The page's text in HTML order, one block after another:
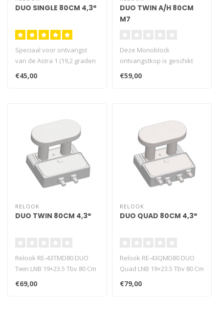
DUO SINGLE 80CM 4,3°
Speciaal voor ontvangst
van de Astra 1 (19,2 graden
Oost) én de Astra 3 ( 23,5..
€45,00
DUO TWIN A/H 80CM
M7
Deze Monoblock
ontvangstkop is geschikt
voor de ontvangst van het
volledige zend..
€59,00
RELOOK
DUO TWIN 80CM 4,3°
Relook RE-43TMD80 DUO
Twin LNB 19+23.5 Tbv 80 Cm
4.3gr
€69,00
RELOOK
DUO QUAD 80CM 4,3°
Relook RE-43QMD80 DUO
Quad LNB 19+23.5 Tbv 80 Cm
4.3gr
€79,00